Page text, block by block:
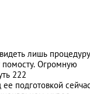
лишь процедуру
помосту. Огромную
222
подготовкой